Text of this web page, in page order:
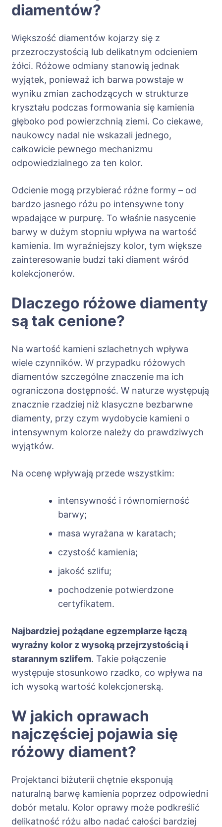
diamentów?
Większość diamentów kojarzy się z
przezroczystością lub delikatnym odcieniem
żółci. Różowe odmiany stanowią jednak
wyjątek, ponieważ ich barwa powstaje w
wyniku zmian zachodzących w strukturze
kryształu podczas formowania się kamienia
głęboko pod powierzchnią ziemi. Co ciekawe,
naukowcy nadal nie wskazali jednego,
całkowicie pewnego mechanizmu
odpowiedzialnego za ten kolor.
Odcienie mogą przybierać różne formy – od
bardzo jasnego różu po intensywne tony
wpadające w purpurę. To właśnie nasycenie
barwy w dużym stopniu wpływa na wartość
kamienia. Im wyraźniejszy kolor, tym większe
zainteresowanie budzi taki diament wśród
kolekcjonerów.
Dlaczego różowe diamenty
są tak cenione?
Na wartość kamieni szlachetnych wpływa
wiele czynników. W przypadku różowych
diamentów szczególne znaczenie ma ich
ograniczona dostępność. W naturze występują
znacznie rzadziej niż klasyczne bezbarwne
diamenty, przy czym wydobycie kamieni o
intensywnym kolorze należy do prawdziwych
wyjątków.
Na ocenę wpływają przede wszystkim:
intensywność i równomierność
barwy;
masa wyrażana w karatach;
czystość kamienia;
jakość szlifu;
pochodzenie potwierdzone
certyfikatem.
Najbardziej pożądane egzemplarze łączą
wyraźny kolor z wysoką przejrzystością i
starannym szlifem. Takie połączenie
występuje stosunkowo rzadko, co wpływa na
ich wysoką wartość kolekcjonerską.
W jakich oprawach
najczęściej pojawia się
różowy diament?
Projektanci biżuterii chętnie eksponują
naturalną barwę kamienia poprzez odpowiedni
dobór metalu. Kolor oprawy może podkreślić
delikatność różu albo nadać całości bardziej